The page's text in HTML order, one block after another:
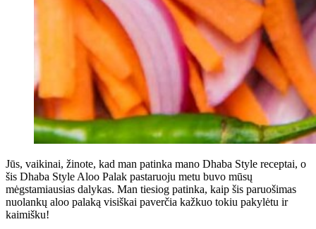
Jūs, vaikinai, žinote, kad man patinka mano Dhaba Style receptai, o
šis Dhaba Style Aloo Palak pastaruoju metu buvo mūsų
mėgstamiausias dalykas. Man tiesiog patinka, kaip šis paruošimas
nuolankų aloo palaką visiškai paverčia kažkuo tokiu pakylėtu ir
kaimišku!